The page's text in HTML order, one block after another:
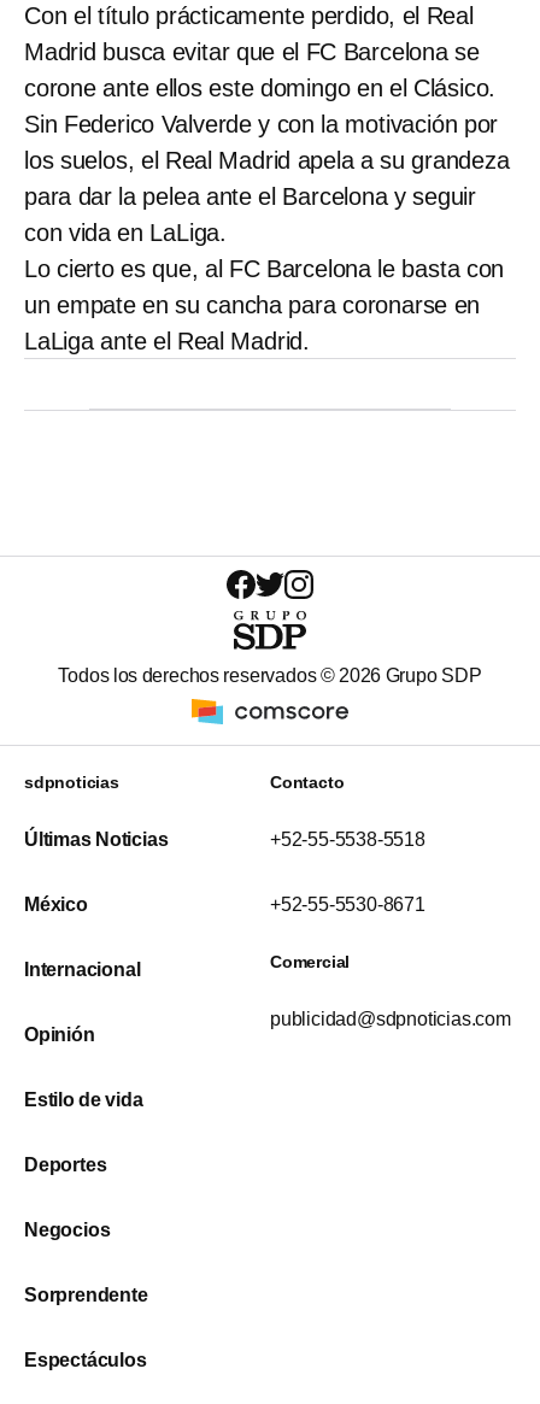
Con el título prácticamente perdido, el Real
Madrid busca evitar que el FC Barcelona se
corone ante ellos este domingo en el Clásico.
Sin Federico Valverde y con la motivación por
los suelos, el Real Madrid apela a su grandeza
para dar la pelea ante el Barcelona y seguir
con vida en LaLiga.
Lo cierto es que, al FC Barcelona le basta con
un empate en su cancha para coronarse en
LaLiga ante el Real Madrid.
Todos los derechos reservados © 2026 Grupo SDP
sdpnoticias
Últimas Noticias
México
Internacional
Opinión
Estilo de vida
Deportes
Negocios
Sorprendente
Espectáculos
Contacto
+52-55-5538-5518
+52-55-5530-8671
Comercial
publicidad@sdpnoticias.com